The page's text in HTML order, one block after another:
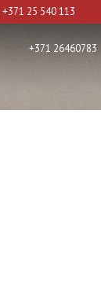
+371 25 540 113
+371 26460783